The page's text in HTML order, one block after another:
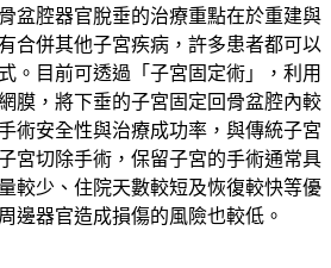
盆腔器官脫垂的治療重點在於重建與
合併其他子宮疾病，許多患者都可以
。目前可透過「子宮固定術」，利用
膜，將下垂的子宮固定回骨盆腔內較
術安全性與治療成功率，與傳統子宮
宮切除手術，保留子宮的手術通常具
較少、住院天數較短及恢復較快等優
邊器官造成損傷的風險也較低。